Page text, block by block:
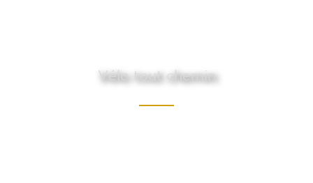
Vélo tout chemin